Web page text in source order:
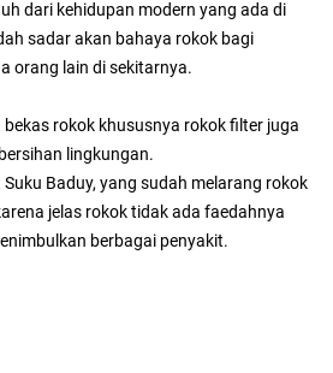
dari kehidupan modern yang ada di
sadar akan bahaya rokok bagi
orang lain di sekitarnya.
rokok khususnya rokok filter juga
lingkungan.
Baduy, yang sudah melarang rokok
jelas rokok tidak ada faedahnya
berbagai penyakit.